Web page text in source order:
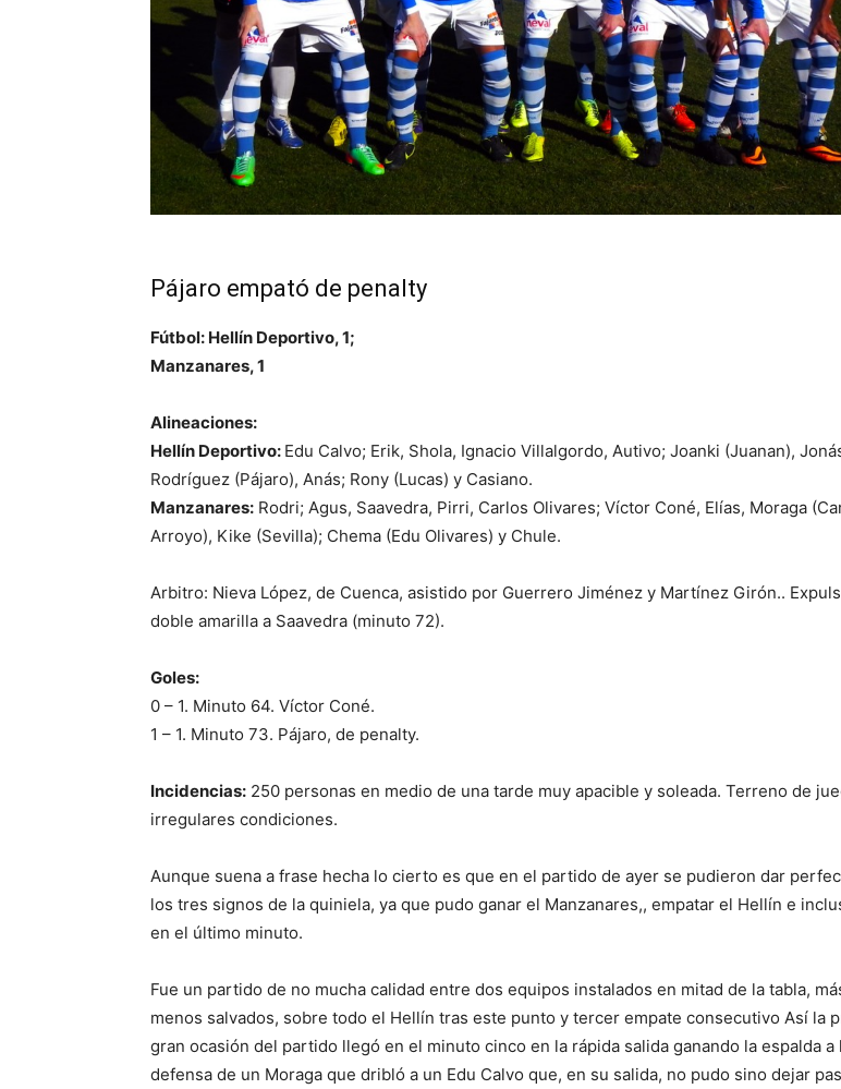
Pájaro empató de penalty
Fútbol: Hellín Deportivo, 1;
Manzanares, 1
Alineaciones:
Hellín Deportivo: Edu Calvo; Erik, Shola, Ignacio Villalgordo, Autivo; Joanki (Juanan),
Rodríguez (Pájaro), Anás; Rony (Lucas) y Casiano.
Manzanares: Rodri; Agus, Saavedra, Pirri, Carlos Olivares; Víctor Coné, Elías, Moraga
Arroyo), Kike (Sevilla); Chema (Edu Olivares) y Chule.
Arbitro: Nieva López, de Cuenca, asistido por Guerrero Jiménez y Martínez Girón..
doble amarilla a Saavedra (minuto 72).
Goles:
0 – 1. Minuto 64. Víctor Coné.
1 – 1. Minuto 73. Pájaro, de penalty.
Incidencias: 250 personas en medio de una tarde muy apacible y soleada. Terreno de
irregulares condiciones.
Aunque suena a frase hecha lo cierto es que en el partido de ayer se pudieron dar
los tres signos de la quiniela, ya que pudo ganar el Manzanares,, empatar el Hellín e
en el último minuto.
Fue un partido de no mucha calidad entre dos equipos instalados en mitad de la tabla,
menos salvados, sobre todo el Hellín tras este punto y tercer empate consecutivo Así la
gran ocasión del partido llegó en el minuto cinco en la rápida salida ganando la espalda a
defensa de un Moraga que dribló a un Edu Calvo que, en su salida, no pudo sino dejar